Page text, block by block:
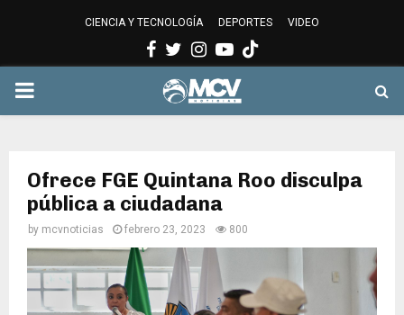
CIENCIA Y TECNOLOGÍA DEPORTES VIDEO
Facebook
Twitter
Instagram
Youtube
PRIMARY
Ofrece FGE Quintana Roo disculpa
pública a ciudadana
by mcvnoticias febrero 23, 2023 800